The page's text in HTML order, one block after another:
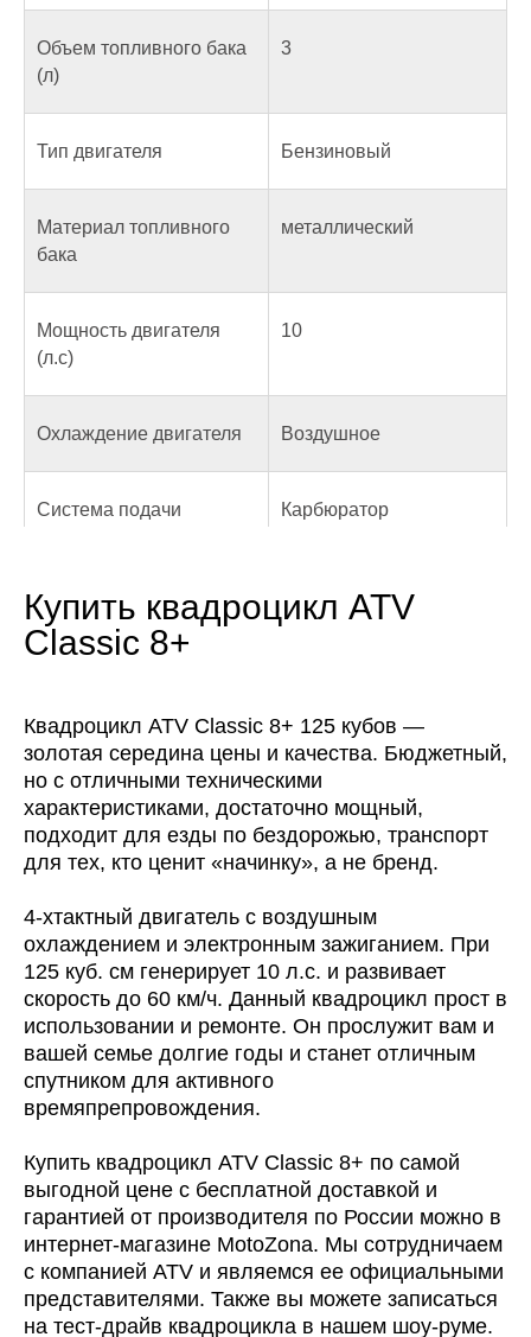
Объем топливного бака
(л)
3
Тип двигателя Бензиновый
Материал топливного
бака
металлический
Мощность двигателя
(л.с)
10
Охлаждение двигателя Воздушное
Система подачи
Карбюратор
Число тактов 4-х тактный
Зажигание электронное (C.D.I)
Марка топлива АИ-92
Количество цилиндров 1-цилиндровый
Запуск двигателя электростартер
штампованные
Тип привода цепной на заднюю ось
Трансмиссия автоматическая с
Купить квадроцикл ATV
Classic 8+
Квадроцикл ATV Classic 8+ 125 кубов —
золотая середина цены и качества. Бюджетный,
но с отличными техническими
характеристиками, достаточно мощный,
подходит для езды по бездорожью, транспорт
для тех, кто ценит «начинку», а не бренд.
4-хтактный двигатель с воздушным
охлаждением и электронным зажиганием. При
125 куб. см генерирует 10 л.с. и развивает
скорость до 60 км/ч. Данный квадроцикл прост в
использовании и ремонте. Он прослужит вам и
вашей семье долгие годы и станет отличным
спутником для активного
времяпрепровождения.
Купить квадроцикл ATV Classic 8+ по самой
выгодной цене с бесплатной доставкой и
гарантией от производителя по России можно в
интернет-магазине MotoZona. Мы сотрудничаем
с компанией ATV и являемся ее официальными
представителями. Также вы можете записаться
на тест-драйв квадроцикла в нашем шоу-руме.